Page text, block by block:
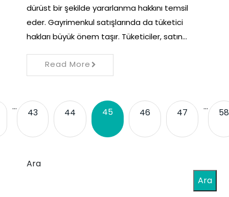
dürüst bir şekilde yararlanma hakkını temsil
eder. Gayrimenkul satışlarında da tüketici
hakları büyük önem taşır. Tüketiciler, satın…
Read More
…
43 44 45 46 47
…
58
Ara
Ara